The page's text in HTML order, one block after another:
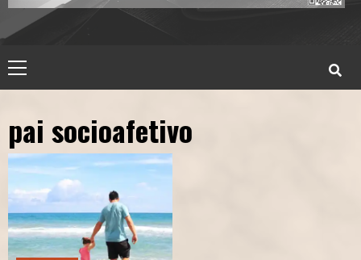
Menu
pai socioafetivo